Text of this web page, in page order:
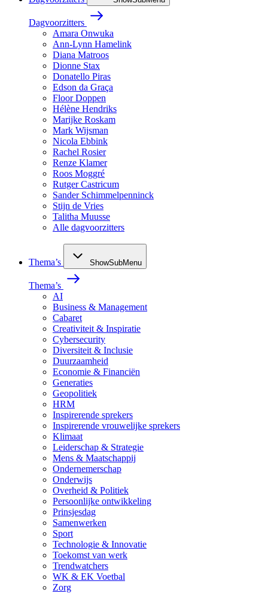
Dagvoorzitters
Amara Onwuka
Ann-Lynn Hamelink
Diana Matroos
Dionne Stax
Donatello Piras
Edson da Graça
Floor Doppen
Hélène Hendriks
Marijke Roskam
Mark Wijsman
Nicola Ebbink
Rachel Rosier
Renze Klamer
Roos Moggré
Rutger Castricum
Sander Schimmelpenninck
Stijn de Vries
Talitha Muusse
Alle dagvoorzitters
Thema’s ShowSubMenu
Thema’s
AI
Business & Management
Cabaret
Creativiteit & Inspiratie
Cybersecurity
Diversiteit & Inclusie
Duurzaamheid
Economie & Financiën
Generaties
Geopolitiek
HRM
Inspirerende sprekers
Inspirerende vrouwelijke sprekers
Klimaat
Leiderschap & Strategie
Mens & Maatschappij
Ondernemerschap
Onderwijs
Overheid & Politiek
Persoonlijke ontwikkeling
Prinsjesdag
Samenwerken
Sport
Technologie & Innovatie
Toekomst van werk
Trendwatchers
WK & EK Voetbal
Zorg